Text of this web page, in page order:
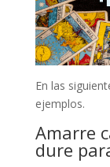
En las
ejemplos.
Amarre
dure